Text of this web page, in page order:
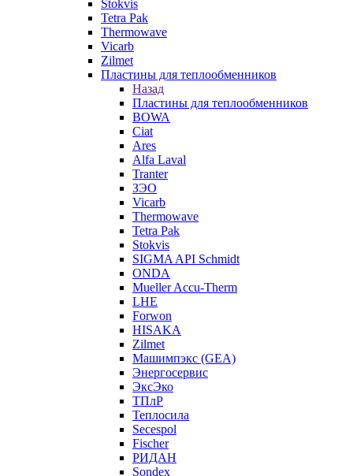
Stokvis
Tetra Pak
Thermowave
Vicarb
Zilmet
Пластины для теплообменников
Назад
Пластины для теплообменников
BOWA
Ciat
Ares
Alfa Laval
Tranter
ЗЭО
Vicarb
Thermowave
Tetra Pak
Stokvis
SIGMA API Schmidt
ONDA
Mueller Accu-Therm
LHE
Forwon
HISAKA
Zilmet
Машимпэкс (GEA)
Энергосервис
ЭксЭко
ТПлР
Теплосила
Secespol
Fischer
РИДАН
Sondex